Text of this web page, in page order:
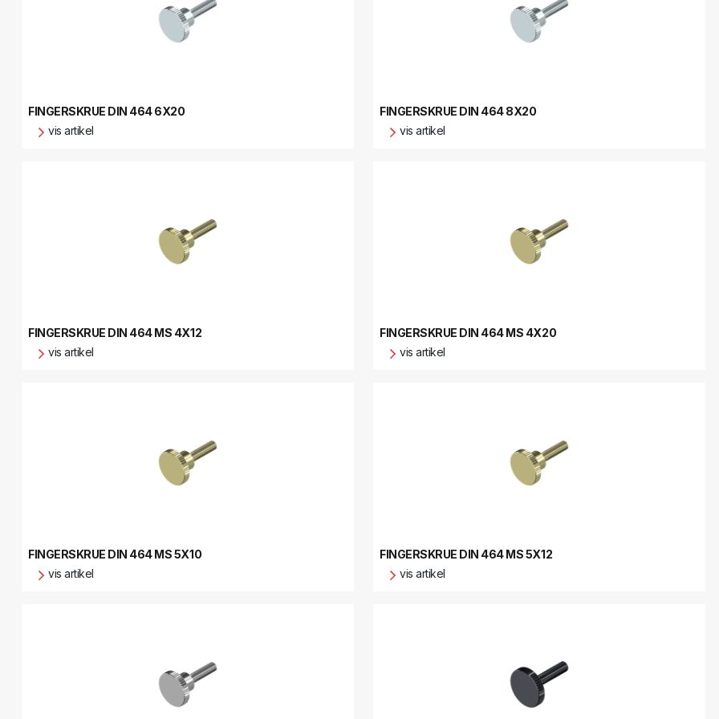
FINGERSKRUE DIN 464 6X20
vis artikel
FINGERSKRUE DIN 464 8X20
vis artikel
FINGERSKRUE DIN 464 MS 4X12
vis artikel
FINGERSKRUE DIN 464 MS 4X20
vis artikel
FINGERSKRUE DIN 464 MS 5X10
vis artikel
FINGERSKRUE DIN 464 MS 5X12
vis artikel